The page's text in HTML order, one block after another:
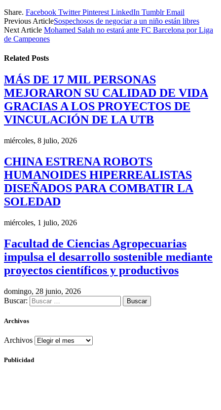
Share. Facebook Twitter Pinterest LinkedIn Tumblr Email
Previous ArticleSospechosos de negociar a un niño están libres
Next Article Mohamed Salah no estará ante FC Barcelona por Liga
de Campeones
Related Posts
MÁS DE 17 MIL PERSONAS
MEJORARON SU CALIDAD DE VIDA
GRACIAS A LOS PROYECTOS DE
VINCULACIÓN DE LA UTB
miércoles, 8 julio, 2026
CHINA ESTRENA ROBOTS
HUMANOIDES HIPERREALISTAS
DISEÑADOS PARA COMBATIR LA
SOLEDAD
miércoles, 1 julio, 2026
Facultad de Ciencias Agropecuarias
impulsa el desarrollo sostenible mediante
proyectos científicos y productivos
domingo, 28 junio, 2026
Buscar:
Archivos
Archivos
Publicidad